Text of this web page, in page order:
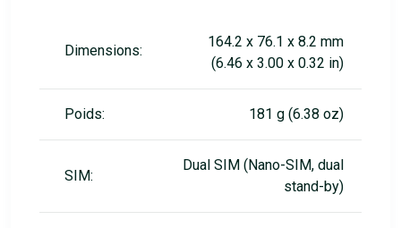
Dimensions:
164.2 x 76.1 x 8.2 mm
(6.46 x 3.00 x 0.32 in)
Poids: 181 g (6.38 oz)
SIM:
Dual SIM (Nano-SIM, dual
stand-by)